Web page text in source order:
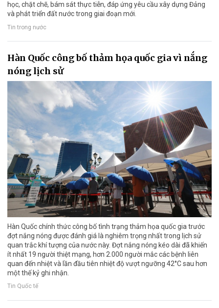
học, chặt chẽ, bám sát thực tiễn, đáp ứng yêu cầu xây dựng Đảng
và phát triển đất nước trong giai đoạn mới.
Tin trong nước
Hàn Quốc công bố thảm họa quốc gia vì nắng
nóng lịch sử
Hàn Quốc chính thức công bố tình trạng thảm họa quốc gia trước
đợt nắng nóng được đánh giá là nghiêm trọng nhất trong lịch sử
quan trắc khí tượng của nước này. Đợt nắng nóng kéo dài đã khiến
ít nhất 19 người thiệt mạng, hơn 2.000 người mắc các bệnh liên
quan đến nhiệt và lần đầu tiên nhiệt độ vượt ngưỡng 42°C sau hơn
một thế kỷ ghi nhận.
Tin Quốc tế